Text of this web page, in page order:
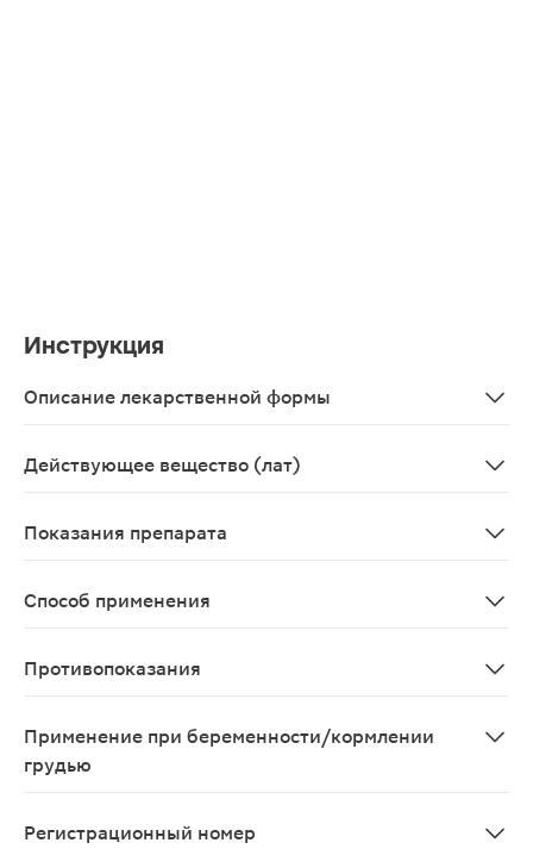
Инструкция
Описание лекарственной формы
Действующее вещество (лат)
Показания препарата
Способ применения
Противопоказания
Применение при беременности/кормлении
грудью
Регистрационный номер